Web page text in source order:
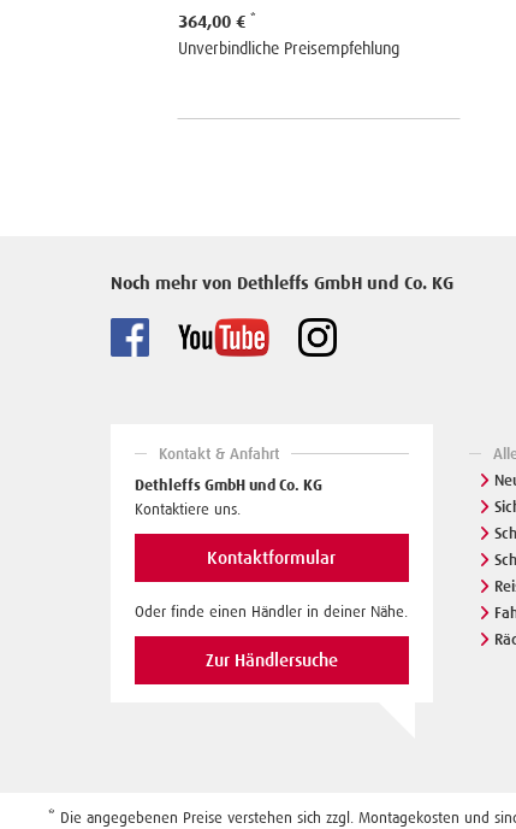
364,00 €
Unverbindliche Preisempfehlung
Noch mehr von Dethleffs GmbH und Co. KG
Kontakt & Anfahrt
Dethleffs GmbH und Co. KG
Kontaktiere uns.
Kontaktformular
Oder finde einen Händler in deiner Nähe.
Zur Händlersuche
* Die angegebenen Preise verstehen sich zzgl. Montagekosten und